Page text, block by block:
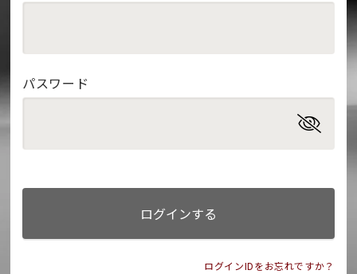
パスワード
ログインする
ログインIDをお忘れですか？